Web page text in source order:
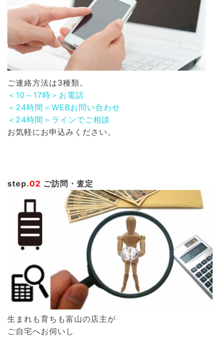
ご連絡方法は3種類。
＜10～17時＞お電話
＜24時間＞WEBお問い合わせ
＜24時間＞ラインでご相談
お気軽にお申込みください。
step.02 ご訪問・査定
生まれも育ちも富山の店主が
ご自宅へお伺いし